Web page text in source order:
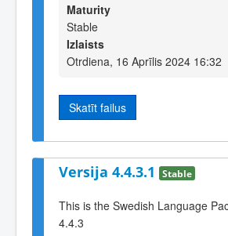
Maturity
Stable
Izlaists
Otrdiena, 16 Aprīlis 2024 16:32
Skatīt failus
Versija 4.4.3.1 Stable
This is the Swedish Language
4.4.3